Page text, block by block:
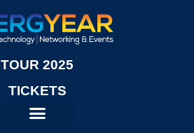
TOUR 2025
TICKETS